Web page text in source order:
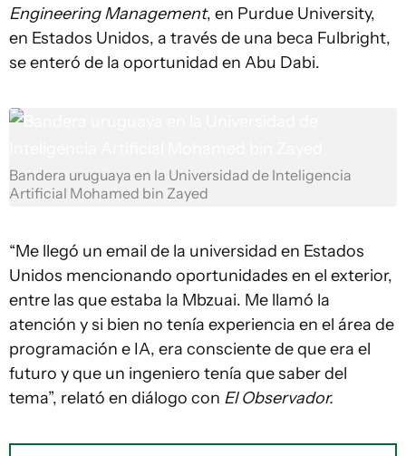
Engineering Management, en Purdue University,
en Estados Unidos, a través de una beca Fulbright,
se enteró de la oportunidad en Abu Dabi.
Bandera uruguaya en la Universidad de Inteligencia
Artificial Mohamed bin Zayed
“Me llegó un email de la universidad en Estados
Unidos mencionando oportunidades en el exterior,
entre las que estaba la Mbzuai. Me llamó la
atención y si bien no tenía experiencia en el área de
programación e IA, era consciente de que era el
futuro y que un ingeniero tenía que saber del
tema”, relató en diálogo con El Observador.